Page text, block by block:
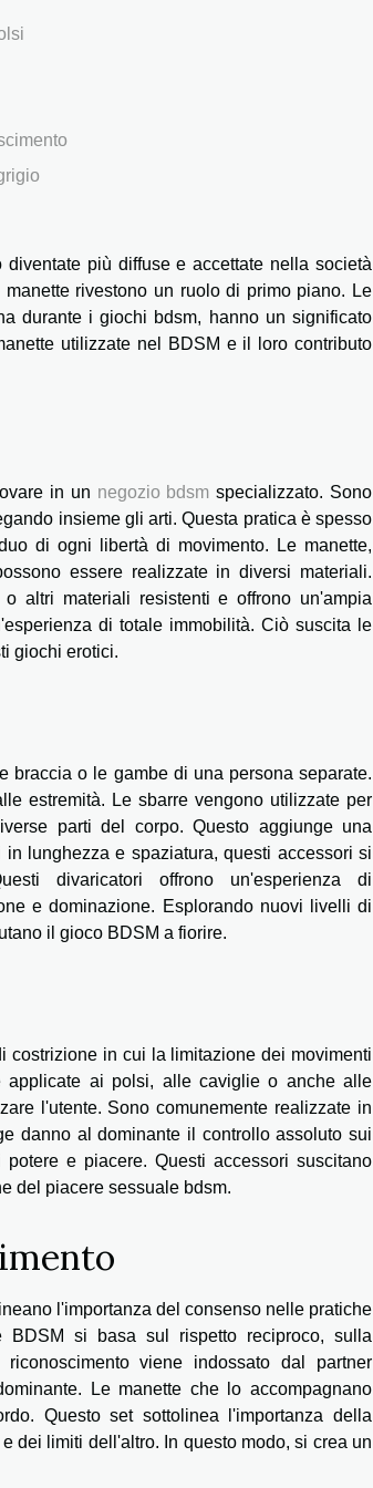
più diffuse e accettate nella società
rivestono un ruolo di primo piano. Le
durante i giochi bdsm, hanno un significato
utilizzate nel BDSM e il loro contributo
in un negozio bdsm specializzato. Sono
insieme gli arti. Questa pratica è spesso
di ogni libertà di movimento. Le manette,
essere realizzate in diversi materiali.
altri materiali resistenti e offrono un'ampia
di totale immobilità. Ciò suscita le
giochi erotici.
braccia o le gambe di una persona separate.
estremità. Le sbarre vengono utilizzate per
parti del corpo. Questo aggiunge una
lunghezza e spaziatura, questi accessori si
divaricatori offrono un'esperienza di
e dominazione. Esplorando nuovi livelli di
il gioco BDSM a fiorire.
costrizione in cui la limitazione dei movimenti
applicate ai polsi, alle caviglie o anche alle
l'utente. Sono comunemente realizzate in
danno al dominante il controllo assoluto sui
e piacere. Questi accessori suscitano
del piacere sessuale bdsm.
l'importanza del consenso nelle pratiche
BDSM si basa sul rispetto reciproco, sulla
viene indossato dal partner
Le manette che lo accompagnano
Questo set sottolinea l'importanza della
dei limiti dell'altro. In questo modo, si crea un